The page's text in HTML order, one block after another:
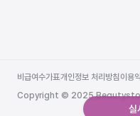
Copyright © 2025
비급여수가표
비급여수가표
개인정보 처리방침
개인정보 처리방침
이용
이용
실